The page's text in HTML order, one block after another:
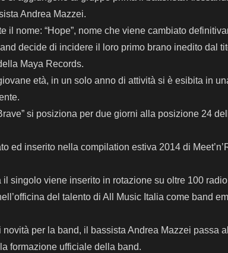
Andrea Mazzei.
il nome: “Hope”, nome che viene cambiato
decide di incidere il loro primo brano inedito dal
Maya Records.
età, in un solo anno di attività si è esibita in
si posiziona per due giorni alla posizione 24
ed inserito nella compilation estiva 2014 di
il singolo viene inserito in rotazione su oltre 100
del talento di All Music Italia come band
novità per la band, il bassista Andrea Mazzei passa
formazione ufficiale della band.